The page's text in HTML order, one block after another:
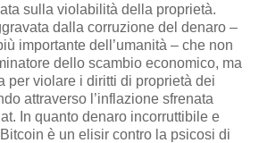
sulla violabilità della proprietà.
dalla corruzione del denaro –
importante dell’umanità – che non
dello scambio economico, ma
per violare i diritti di proprietà dei
attraverso l’inflazione sfrenata
In quanto denaro incorruttibile e
è un elisir contro la psicosi di